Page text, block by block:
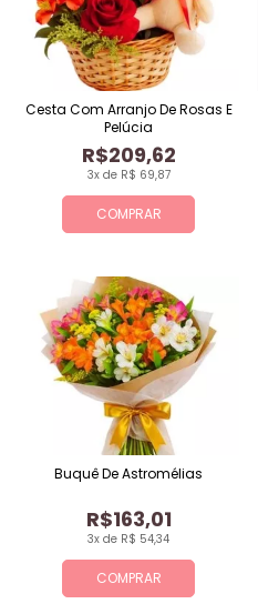
COMPRAR
3x de R$ 69,87
R$209,62
Cesta Com Arranjo De Rosas E
Pelúcia
COMPRAR
3x de R$ 54,34
R$163,01
Buquê De Astromélias